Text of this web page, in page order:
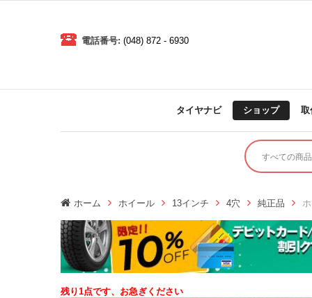
電話番号: (048) 872 - 6930
タイヤナビ ショップ 取
ホーム ホイール 13インチ 4穴 純正品
残り1点です、お急ぎください